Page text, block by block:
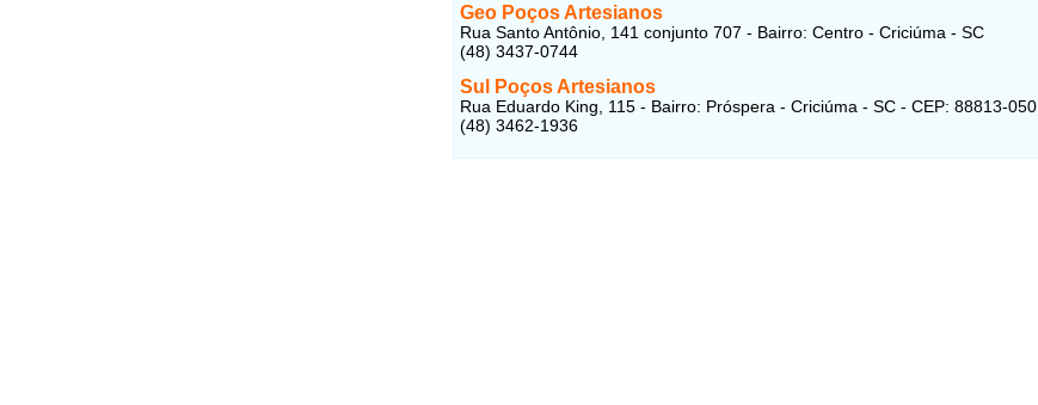
Geo Poços Artesianos
Rua Santo Antônio, 141 conjunto 707 - Bairro: Centro - Criciúma - SC
(48) 3437-0744
Sul Poços Artesianos
Rua Eduardo King, 115 - Bairro: Próspera - Criciúma - SC - CEP: 88813-050
(48) 3462-1936